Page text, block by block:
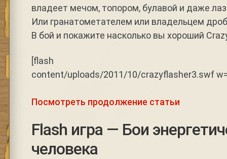
владеет мечом, топором, булавой и даже
Или гранатометателем или владельцем
В бой и покажите насколько вы хороший
[flash https://
content/uploads/2011/10/crazyflasher3.swf
Посмотреть продолжение статьи
Flash игра — Бои
человека